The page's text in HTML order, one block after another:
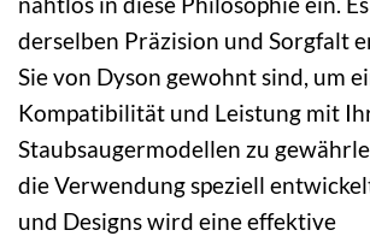
derselben Präzision und Sorgfalt
Sie von Dyson gewohnt sind, um
Kompatibilität und Leistung mit
Staubsaugermodellen zu
die Verwendung speziell
und Designs wird eine effektive